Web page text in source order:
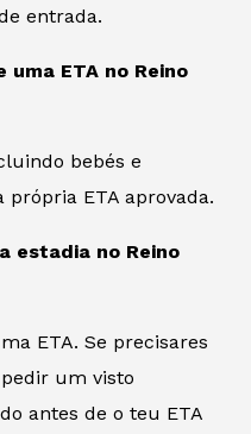
entrada.
uma ETA no Reino
bebés e
ETA aprovada.
estadia no Reino
ETA. Se precisares
um visto
antes de o teu ETA